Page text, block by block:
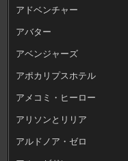
アドベンチャー
アバター
アベンジャーズ
アポカリプスホテル
アメコミ・ヒーロー
アリソンとリリア
アルドノア・ゼロ